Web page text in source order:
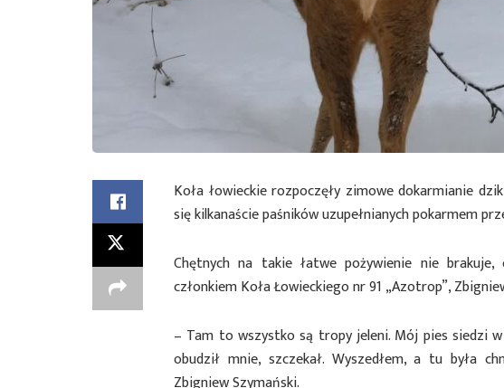
Koła łowieckie rozpoczęły zimowe dokarmianie
się kilkanaście paśników uzupełnianych pokarmem
Chętnych na takie łatwe pożywienie nie
członkiem Koła Łowieckiego nr 91 „Azotrop”,
– Tam to wszystko są tropy jeleni. Mój pies siedzi
obudził mnie, szczekał. Wyszedłem, a tu była
Zbigniew Szymański.